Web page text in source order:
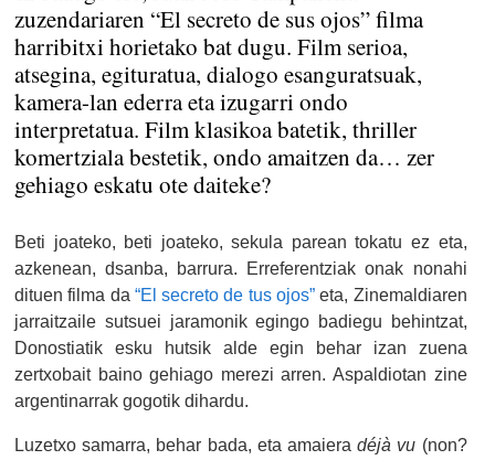
zuzendariaren “El secreto de sus ojos” filma
harribitxi horietako bat dugu. Film serioa,
atsegina, egituratua, dialogo esanguratsuak,
kamera-lan ederra eta izugarri ondo
interpretatua. Film klasikoa batetik, thriller
komertziala bestetik, ondo amaitzen da… zer
gehiago eskatu ote daiteke?
Beti joateko, beti joateko, sekula parean tokatu ez eta,
azkenean, dsanba, barrura. Erreferentziak onak nonahi
dituen filma da “El secreto de tus ojos” eta, Zinemaldiaren
jarraitzaile sutsuei jaramonik egingo badiegu behintzat,
Donostiatik esku hutsik alde egin behar izan zuena
zertxobait baino gehiago merezi arren. Aspaldiotan zine
argentinarrak gogotik dihardu.
Luzetxo samarra, behar bada, eta amaieradéjà vu (non?